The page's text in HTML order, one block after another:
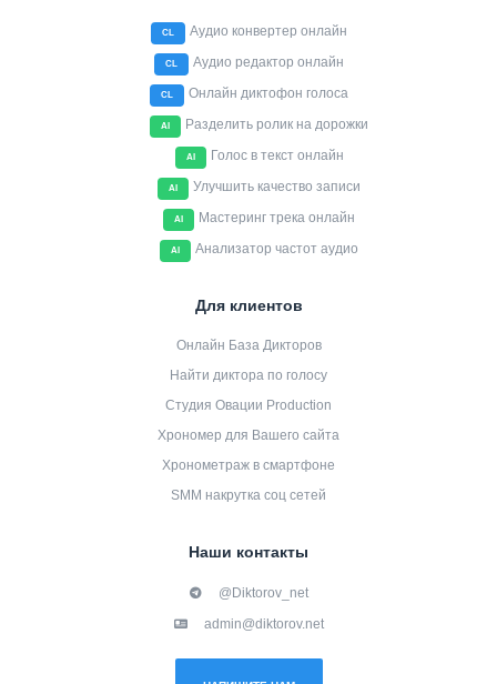
CL Аудио конвертер онлайн
CL Аудио редактор онлайн
CL Онлайн диктофон голоса
AI Разделить ролик на дорожки
AI Голос в текст онлайн
AI Улучшить качество записи
AI Мастеринг трека онлайн
AI Анализатор частот аудио
Для клиентов
Онлайн База Дикторов
Найти диктора по голосу
Студия Овации Production
Хрономер для Вашего сайта
Хронометраж в смартфоне
SMM накрутка соц сетей
Наши контакты
@Diktorov_net
admin@diktorov.net